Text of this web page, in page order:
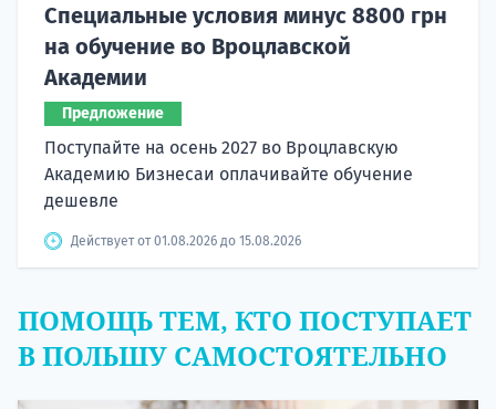
Специальные условия минус 8800 грн
на обучение во Вроцлавской
Академии
Предложение
Поступайте на осень 2027 во Вроцлавскую
Академию Бизнесаи оплачивайте обучение
дешевле
Действует от 01.08.2026 до 15.08.2026
ПОМОЩЬ ТЕМ, КТО ПОСТУПАЕТ
В ПОЛЬШУ САМОСТОЯТЕЛЬНО